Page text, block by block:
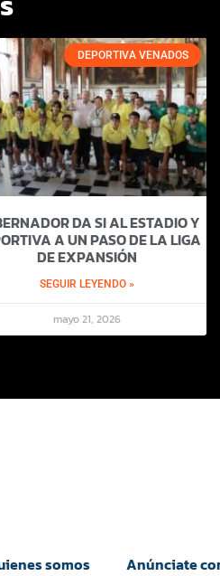
DEPORTIVA VENADOS
DA SI AL ESTADIO Y
A UN PASO DE LA LIGA
DE EXPANSIÓN
SEGUIR LEYENDO »
mayo 21, 2026
somos Anúnciate